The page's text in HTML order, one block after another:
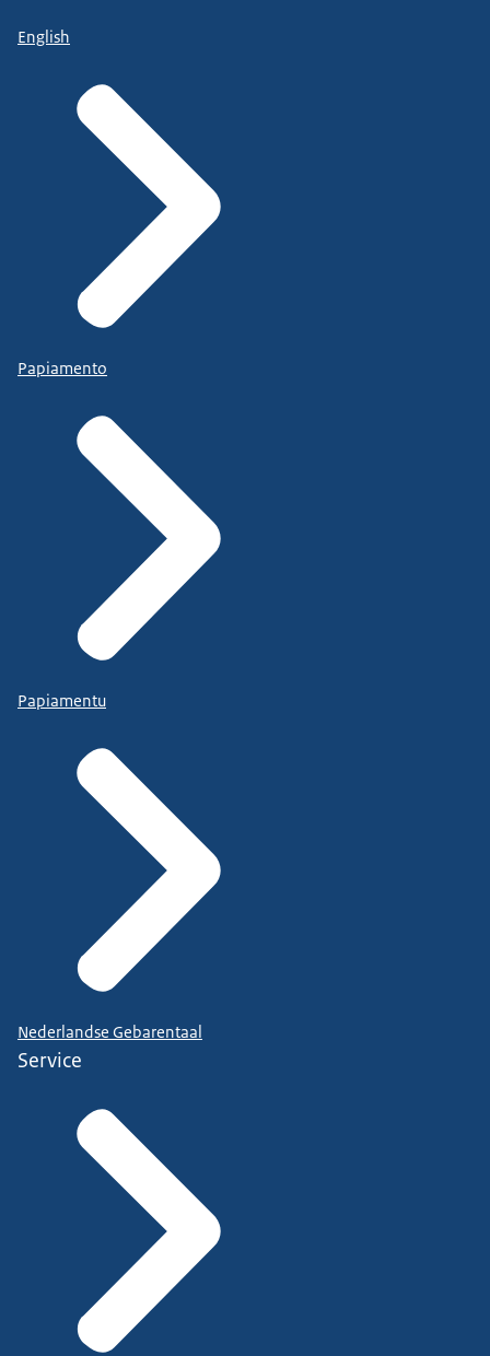
English
Papiamento
Papiamentu
Nederlandse Gebarentaal
Service